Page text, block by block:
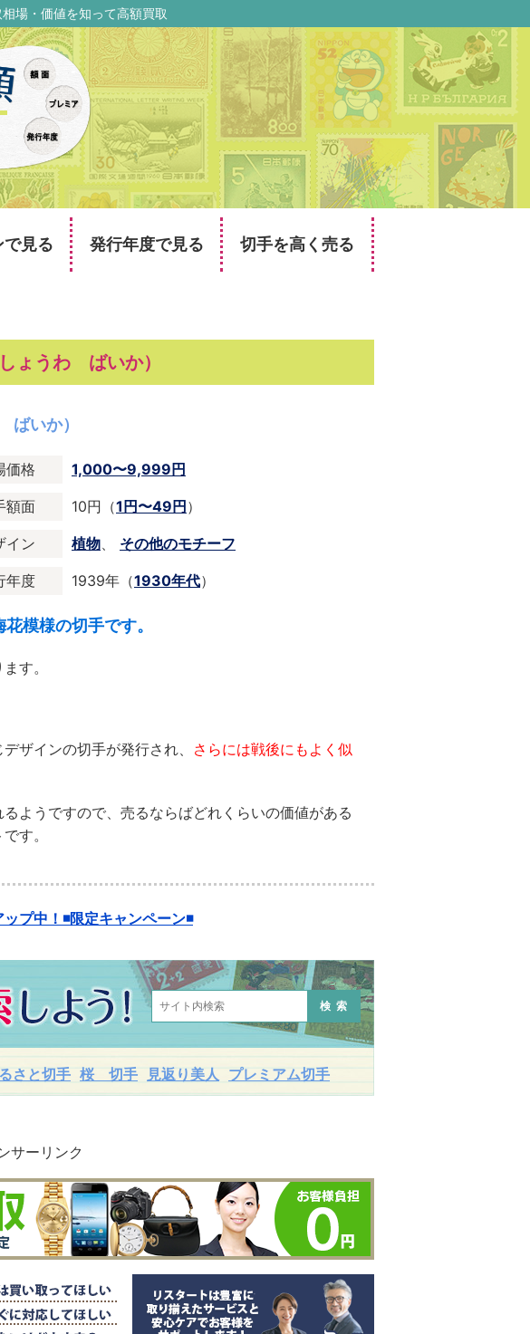
場・価値を知って高額買取
で見る 発行年度で見る 切手を高く売る
ょうわ ばいか）
いか）
価格 1,000〜9,999円
額面 10円（1円〜49円 ）
イン 植物、 その他のモチーフ
年度 1939年（1930年代）
模様の切手です。
す。
ザインの切手が発行され、
さらには戦後にもよく似
ようですので、売るならばどれくらいの価値がある
す。
プ中！◾️限定キャンペーン◾️
検索
さと切手 桜 切手 見返り美人 プレミアム切手
サーリンク